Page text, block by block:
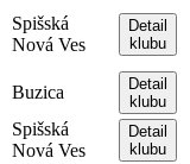
Spišská
Nová Ves
Detail
klubu
Buzica
Detail
klubu
Spišská
Nová Ves
Detail
klubu